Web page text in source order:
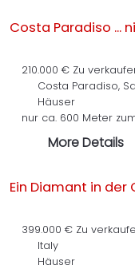
Costa Paradiso ...
210.000 € Zu
Costa Paradiso,
Häuser
nur ca. 600 Meter
More Details
Ein Diamant in der
399.000 € Zu
Italy
Häuser